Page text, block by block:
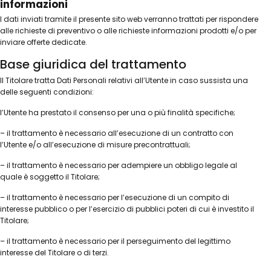
informazioni
I dati inviati tramite il presente sito web verranno trattati per rispondere
alle richieste di preventivo o alle richieste informazioni prodotti e/o per
inviare offerte dedicate.
Base giuridica del trattamento
Il Titolare tratta Dati Personali relativi all’Utente in caso sussista una
delle seguenti condizioni:
l’Utente ha prestato il consenso per una o più finalità specifiche;
– il trattamento è necessario all’esecuzione di un contratto con
l’Utente e/o all’esecuzione di misure precontrattuali;
– il trattamento è necessario per adempiere un obbligo legale al
quale è soggetto il Titolare;
– il trattamento è necessario per l’esecuzione di un compito di
interesse pubblico o per l’esercizio di pubblici poteri di cui è investito il
Titolare;
– il trattamento è necessario per il perseguimento del legittimo
interesse del Titolare o di terzi.